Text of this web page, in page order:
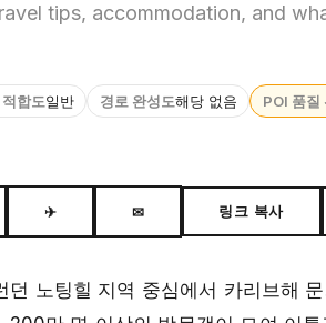
tips, accommodation, and
합도일반 경로 완성도해당 없음 POI 품질
✈ ✉ 링크 복사
노팅힐 지역 중심에서 카리브해